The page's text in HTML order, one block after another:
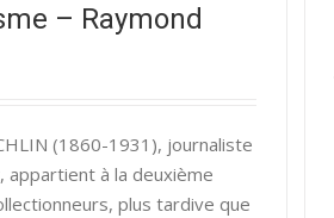
– Raymond
(1860-1931), journaliste
appartient à la deuxième
plus tardive que